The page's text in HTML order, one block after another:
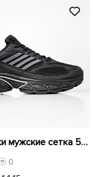
Кроссовки мужские сетка 596181 Черные
0